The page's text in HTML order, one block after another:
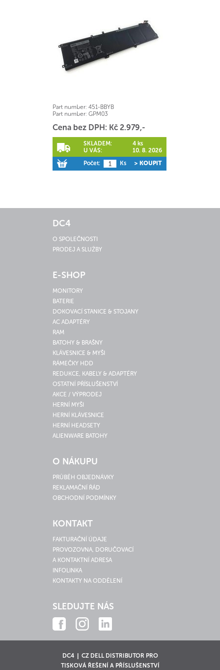
Part number: 451-BBYB
Part number: GPM03
Cena bez DPH: Kč 2.979,-
SKLADEM:
4 ks
U VÁS:
10. 8. 2026
Počet:
Ks > KOUPIT
DC4
O SPOLEČNOSTI
PRODEJ A SLUŽBY
E-SHOP
MONITORY
BATERIE
DOKOVACÍ STANICE & STOJANY
AC ADAPTÉRY
RAM
BATOHY & BRAŠNY
KLÁVESNICE & MYŠI
RÁMEČKY HDD
REDUKCE, KABELY & ADAPTÉRY
OSTATNÍ PŘÍSLUŠENSTVÍ
AKCE / VÝPRODEJ
HERNÍ MYŠI
HERNÍ KLÁVESNICE
HERNÍ HEADSETY
ALIENWARE BATOHY
O NÁKUPU
PRŮBĚH OBJEDNÁVKY
REKLAMAČNÍ ŘÁD
OBCHODNÍ PODMÍNKY
KONTAKT
FAKTURAČNÍ ÚDAJE
PROVOZOVNA, DORUČOVACÍ
A KONTAKTNÍ ADRESA
INFOLINKA
KONTAKTY NA ODDĚLENÍ
SLEDUJTE NÁS
DC4 | CZ DELL DISTRIBUTOR PRO
TISKOVÁ ŘEŠENÍ A PŘÍSLUŠENSTVÍ